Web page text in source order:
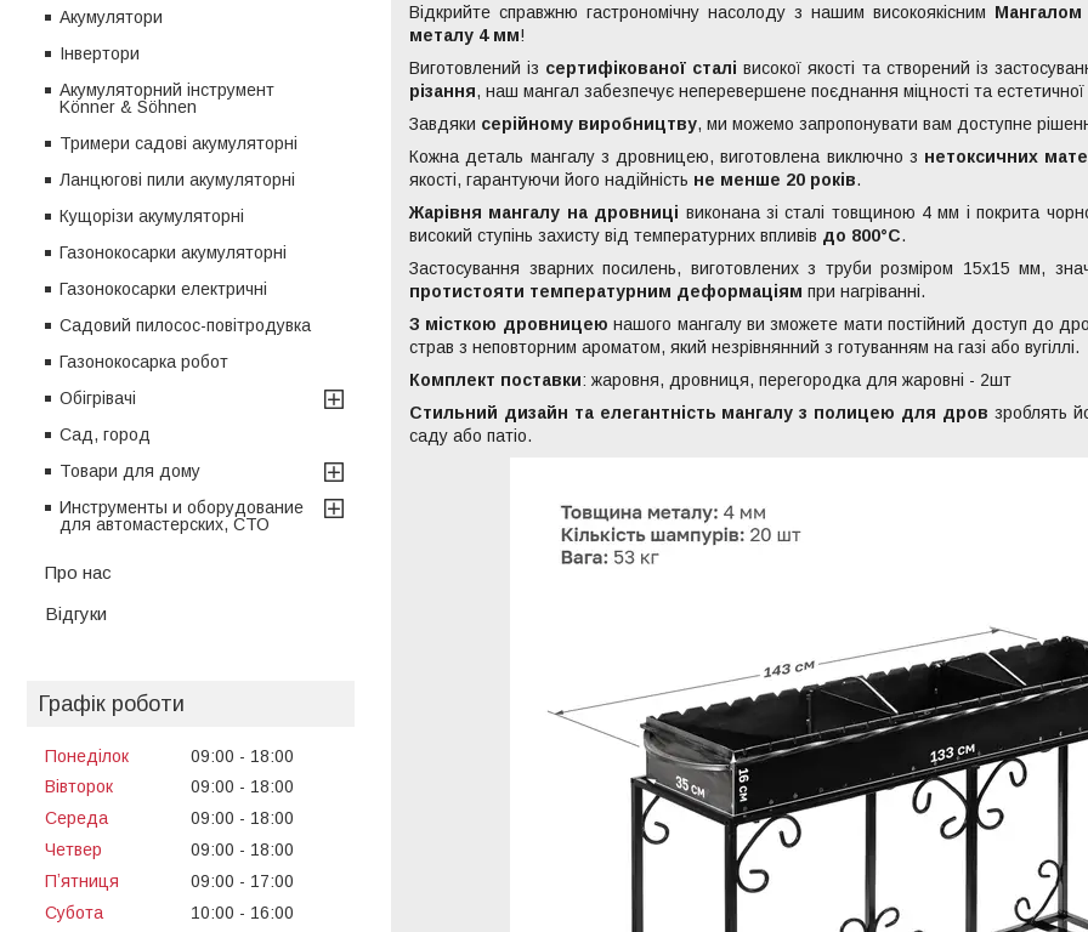
Відкрийте справжню гастрономічну насолоду з нашим високоякісним
металу 4 мм!
Виготовлений із сертифікованої сталі високої якості та створений із
різання, наш мангал забезпечує неперевершене поєднання міцності та естетичної
Завдяки серійному виробництву, ми можемо запропонувати вам доступне
Кожна деталь мангалу з дровницею, виготовлена виключно з нетоксичних
якості, гарантуючи його надійність не менше 20 років.
Жарівня мангалу на дровниці виконана зі сталі товщиною 4 мм і покрита
високий ступінь захисту від температурних впливів до 800°C.
Застосування зварних посилень, виготовлених з труби розміром 15х15 мм,
протистояти температурним деформаціям при нагріванні.
З місткою дровницею нашого мангалу ви зможете мати постійний доступ до
страв з неповторним ароматом, який незрівнянний з готуванням на газі або вугіллі.
Комплект поставки: жаровня, дровниця, перегородка для жаровні - 2шт
Стильний дизайн та елегантність мангалу з полицею для дров зроблять
саду або патіо.
Акумулятори
Інвертори
Акумуляторний інструмент
Könner & Söhnen
Тримери садові акумуляторні
Ланцюгові пили акумуляторні
Кущорізи акумуляторні
Газонокосарки акумуляторні
Газонокосарки електричні
Садовий пилосос-повітродувка
Газонокосарка робот
Обігрівачі
Сад, город
Товари для дому
Инструменты и оборудование
для автомастерских, СТО
Про нас
Відгуки
Графік роботи
Понеділок 09:00
18:00
Вівторок
09:00
18:00
Середа
09:00
18:00
Четвер
09:00
18:00
Пʼятниця
09:00
17:00
Субота
10:00
16:00